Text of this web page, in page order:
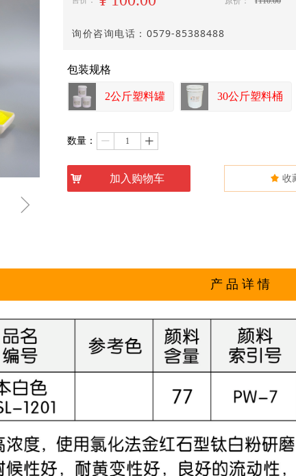
ꁇ
询价咨询电话： 0579-85388488
包装规格
2公斤塑料罐 30公斤塑料桶
끄 收
数量： ꄷ ꄸ
产 品 详 情
낙 加入购物车